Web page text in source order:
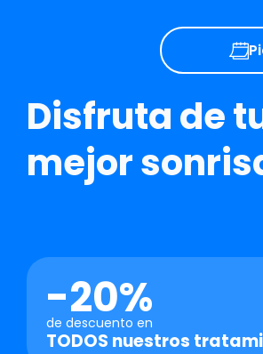
Disfruta de
mejor
-20%
de descuento en
TODOS nuestros